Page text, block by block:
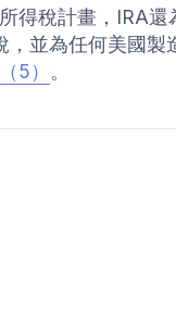
得稅計畫，IRA
並為任何美國
（5） 。